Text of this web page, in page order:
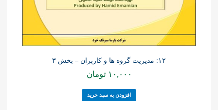
۱۲: مدیریت گروه ها و کاربران – بخش ۳
۱۰,۰۰۰ تومان
افزودن به سبد خرید